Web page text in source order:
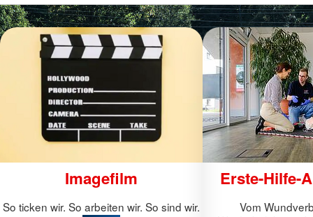
Imagefilm
So ticken wir. So arbeiten wir. So sind wir.
Erste-Hilfe-
Vom